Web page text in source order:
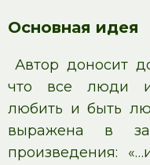
Основная идея
Автор доносит
что все люди
любить и быть
выражена в
произведения: